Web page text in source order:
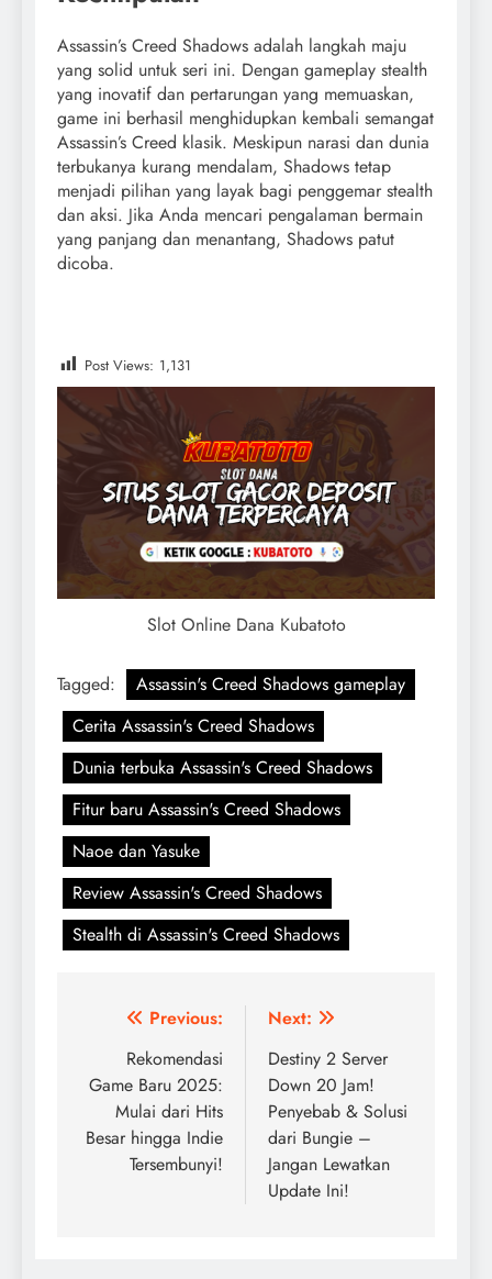
Assassin’s Creed Shadows adalah langkah maju
yang solid untuk seri ini. Dengan gameplay stealth
yang inovatif dan pertarungan yang memuaskan,
game ini berhasil menghidupkan kembali semangat
Assassin’s Creed klasik. Meskipun narasi dan dunia
terbukanya kurang mendalam, Shadows tetap
menjadi pilihan yang layak bagi penggemar stealth
dan aksi. Jika Anda mencari pengalaman bermain
yang panjang dan menantang, Shadows patut
dicoba.
Post Views: 1,131
Slot Online Dana Kubatoto
Tagged:
Assassin's Creed Shadows gameplay
Cerita Assassin's Creed Shadows
Dunia terbuka Assassin's Creed Shadows
Fitur baru Assassin's Creed Shadows
Naoe dan Yasuke
Review Assassin's Creed Shadows
Stealth di Assassin's Creed Shadows
Post
navigation
Previous:
Rekomendasi
Game Baru 2025:
Mulai dari Hits
Besar hingga Indie
Tersembunyi!
Next:
Destiny 2 Server
Down 20 Jam!
Penyebab & Solusi
dari Bungie –
Jangan Lewatkan
Update Ini!